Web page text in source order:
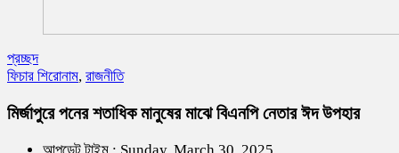
প্রচ্ছদ
ফিচার শিরোনাম, রাজনীতি
মির্জাপুরে পনের শতাধিক মানুষের মাঝে বিএনপি নেতার ঈদ উপহার